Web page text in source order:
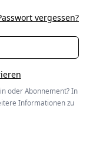
vergessen?
oder Abonnement? In
Informationen zu